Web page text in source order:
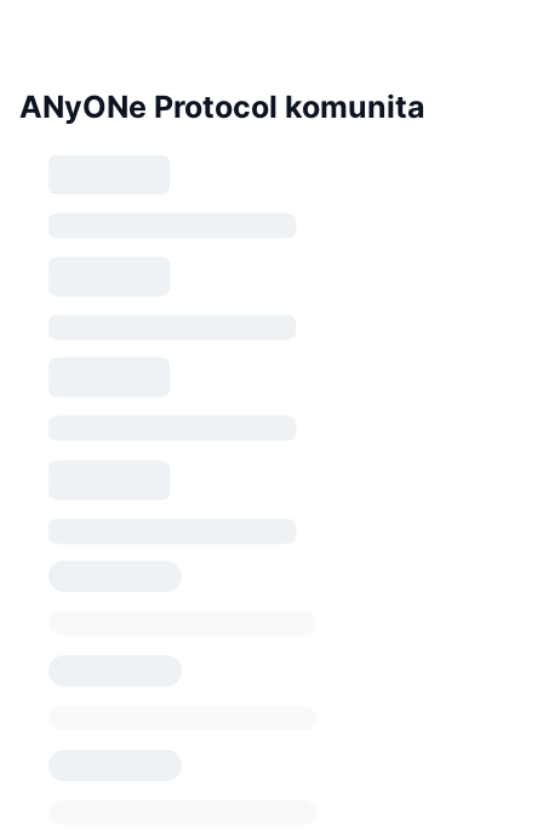
ANyONe Protocol komunita